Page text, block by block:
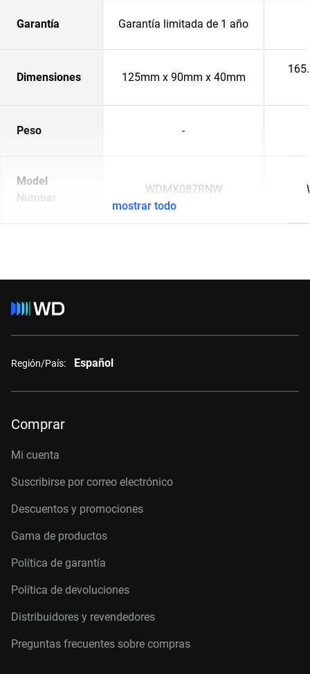
Garantía Garantía limitada de 1 año
Dimensiones 125mm x 90mm x 40mm
Peso -
Model
Number
WDMX087RNW
mostrar todo
Región/País: Español
Comprar
Mi cuenta
Suscribirse por correo electrónico
Descuentos y promociones
Gama de productos
Política de garantía
Política de devoluciones
Distribuidores y revendedores
Preguntas frecuentes sobre compras